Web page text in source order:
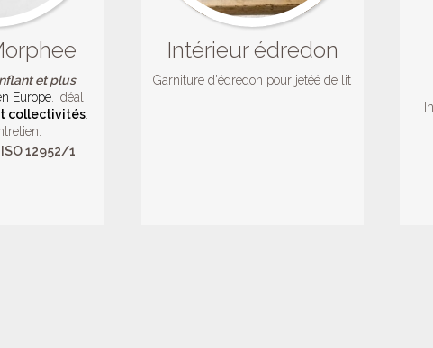
et plus
Europe . Idéal
collectivités.
12952/1
Intérieur édredon
Garniture d'édredon pour jetéé de lit